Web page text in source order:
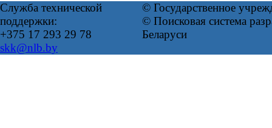
Служба технической
поддержки:
+375 17 293 29 78
skk@nlb.by
© Государственное
© Поисковая система
Беларуси